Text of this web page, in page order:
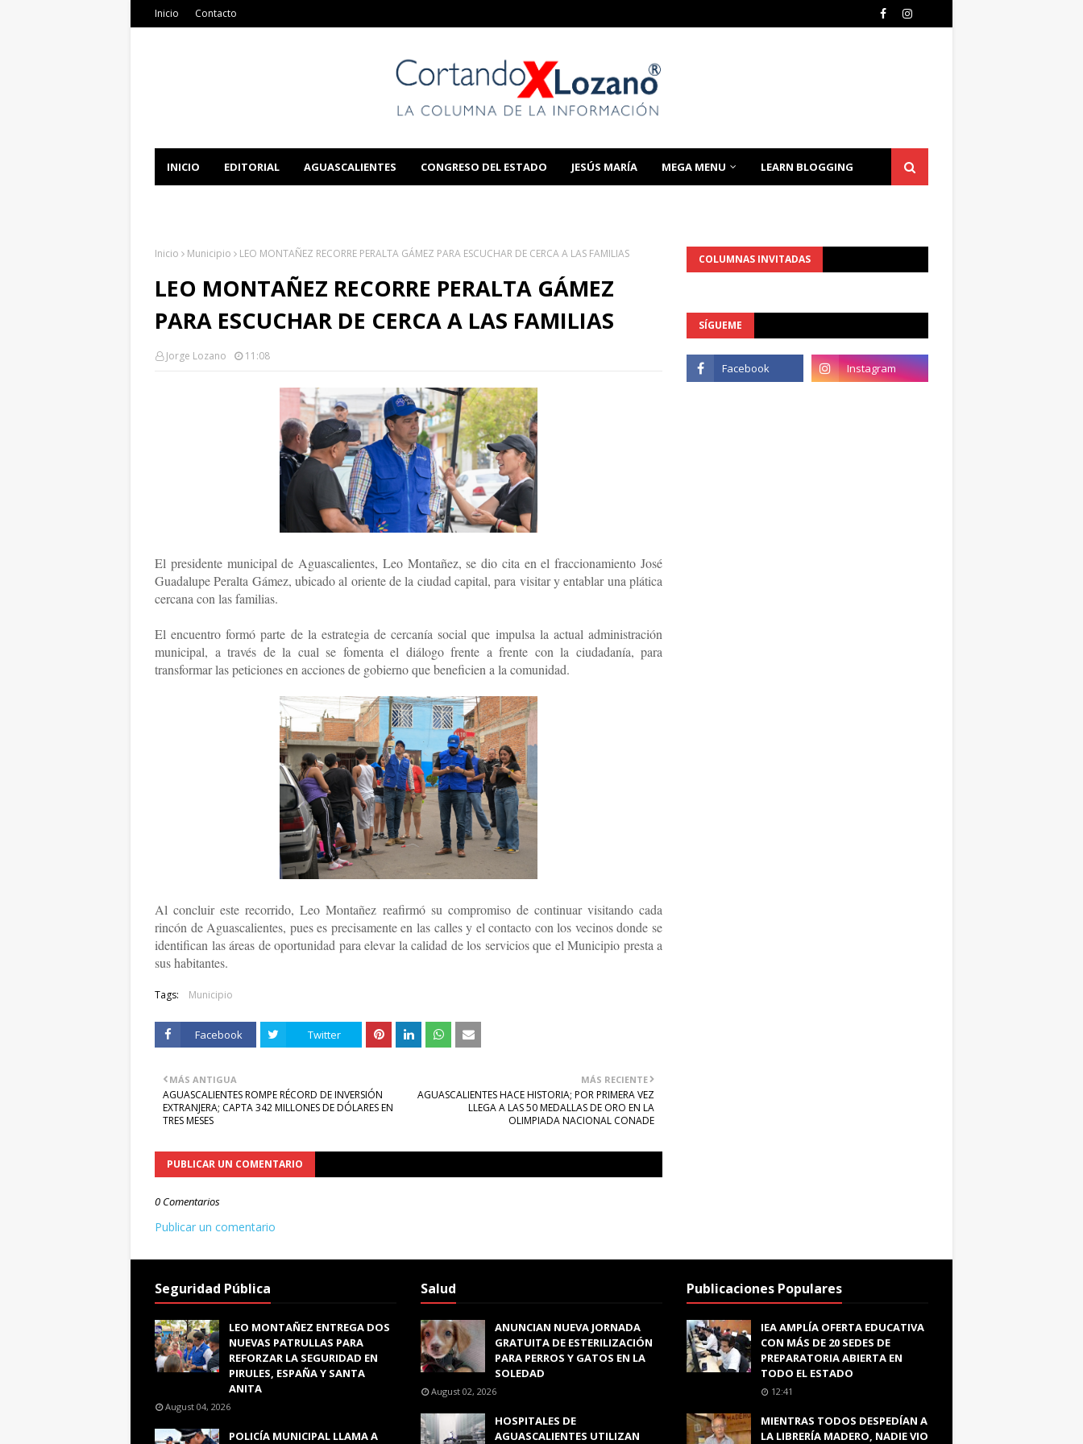
Inicio Contacto
INICIO EDITORIAL AGUASCALIENTES CONGRESO DEL ESTADO JESÚS MARÍA MEGA MENU LEARN BLOGGING
Inicio Municipio LEO MONTAÑEZ RECORRE PERALTA GÁMEZ PARA ESCUCHAR DE CERCA A LAS FAMILIAS
LEO MONTAÑEZ RECORRE PERALTA GÁMEZ
PARA ESCUCHAR DE CERCA A LAS FAMILIAS
Jorge Lozano 11:08
El presidente municipal de Aguascalientes, Leo Montañez, se dio cita en el fraccionamiento José
Guadalupe Peralta Gámez, ubicado al oriente de la ciudad capital, para visitar y entablar una plática
cercana con las familias.
El encuentro formó parte de la estrategia de cercanía social que impulsa la actual administración
municipal, a través de la cual se fomenta el diálogo frente a frente con la ciudadanía, para
transformar las peticiones en acciones de gobierno que beneficien a la comunidad.
Al concluir este recorrido, Leo Montañez reafirmó su compromiso de continuar visitando cada
rincón de Aguascalientes, pues es precisamente en las calles y el contacto con los vecinos donde se
identifican las áreas de oportunidad para elevar la calidad de los servicios que el Municipio presta a
sus habitantes.
Tags: Municipio
Facebook Twitter
MÁS RECIENTE
AGUASCALIENTES HACE HISTORIA; POR PRIMERA VEZ
LLEGA A LAS 50 MEDALLAS DE ORO EN LA
OLIMPIADA NACIONAL CONADE
MÁS ANTIGUA
AGUASCALIENTES ROMPE RÉCORD DE INVERSIÓN
EXTRANJERA; CAPTA 342 MILLONES DE DÓLARES EN
TRES MESES
PUBLICAR UN COMENTARIO
0 Comentarios
Publicar un comentario
COLUMNAS INVITADAS
SÍGUEME
Seguridad Pública
LEO MONTAÑEZ ENTREGA DOS
NUEVAS PATRULLAS PARA
REFORZAR LA SEGURIDAD EN
PIRULES, ESPAÑA Y SANTA
ANITA
August 04, 2026
POLICÍA MUNICIPAL LLAMA A
Salud
ANUNCIAN NUEVA JORNADA
GRATUITA DE ESTERILIZACIÓN
PARA PERROS Y GATOS EN LA
SOLEDAD
August 02, 2026
HOSPITALES DE
AGUASCALIENTES UTILIZAN
Publicaciones Populares
IEA AMPLÍA OFERTA EDUCATIVA
CON MÁS DE 20 SEDES DE
PREPARATORIA ABIERTA EN
TODO EL ESTADO
12:41
MIENTRAS TODOS DESPEDÍAN A
LA LIBRERÍA MADERO, NADIE VIO